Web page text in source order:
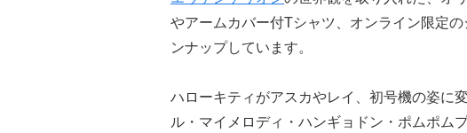
やアームカバー付Tシャツ、オンライン限定
ンナップしています。
ハローキティがアスカやレイ、初号機の姿に
ル・マイメロディ・ハンギョドン・ポムポム